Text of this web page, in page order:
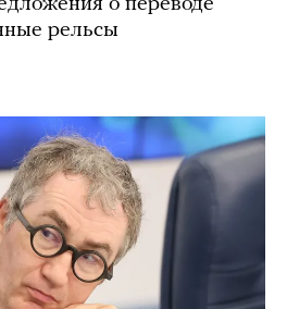
о переводе
рельсы